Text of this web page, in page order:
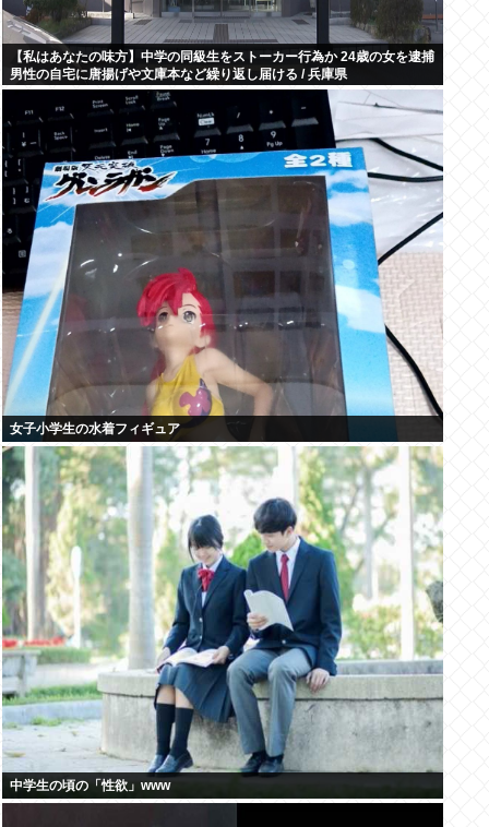
【私はあなたの味方】中学の同級生をストーカー行為か 24歳の女を逮捕
男性の自宅に唐揚げや文庫本など繰り返し届ける / 兵庫県
女子小学生の水着フィギュア
中学生の頃の「性欲」www